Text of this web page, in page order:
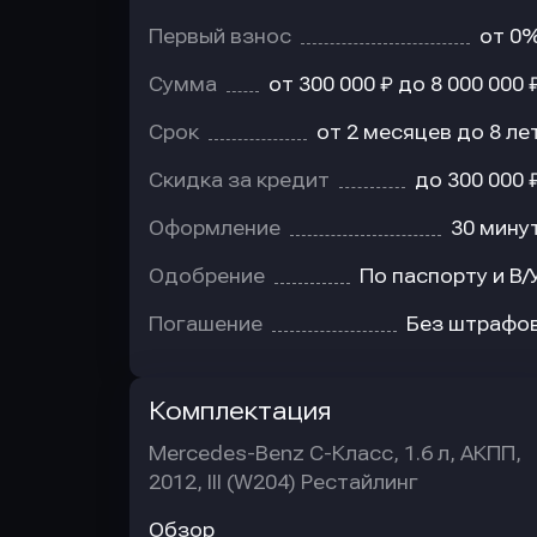
Первый взнос от
Сумма от 300 000 ₽ до 8 000 000
Срок от 2 месяцев до 8
Скидка за кредит до 300 000
Оформление 30
Одобрение По паспорту и В/
Погашение Без
Комплектация
Mercedes-Benz C-Класс, 1.6 л, АКПП,
2012, III (W204) Рестайлинг
Обзор